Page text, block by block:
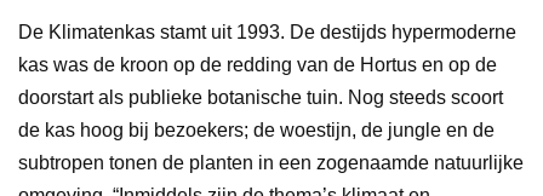
De Klimatenkas stamt uit 1993. De destijds hypermoderne
kas was de kroon op de redding van de Hortus en op de
doorstart als publieke botanische tuin. Nog steeds scoort
de kas hoog bij bezoekers; de woestijn, de jungle en de
subtropen tonen de planten in een zogenaamde natuurlijke